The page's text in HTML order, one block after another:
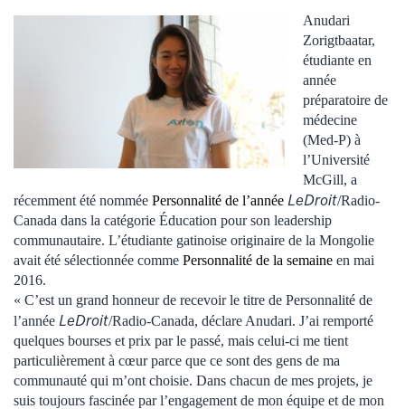
Anudari
Zorigtbaatar,
étudiante en
année
préparatoire de
médecine
(Med-P) à
l’Université
McGill, a
récemment été nommée Personnalité de l’année LeDroit/Radio-
Canada dans la catégorie Éducation pour son leadership
communautaire. L’étudiante gatinoise originaire de la Mongolie
avait été sélectionnée comme Personnalité de la semaine en mai
2016.
« C’est un grand honneur de recevoir le titre de Personnalité de
l’année LeDroit/Radio-Canada, déclare Anudari. J’ai remporté
quelques bourses et prix par le passé, mais celui-ci me tient
particulièrement à cœur parce que ce sont des gens de ma
communauté qui m’ont choisie. Dans chacun de mes projets, je
suis toujours fascinée par l’engagement de mon équipe et de mon